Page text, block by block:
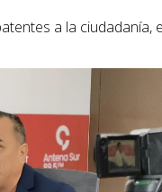
a la